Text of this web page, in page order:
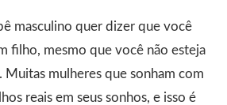
masculino quer dizer que você
filho, mesmo que você não esteja
Muitas mulheres que sonham com
reais em seus sonhos, e isso é